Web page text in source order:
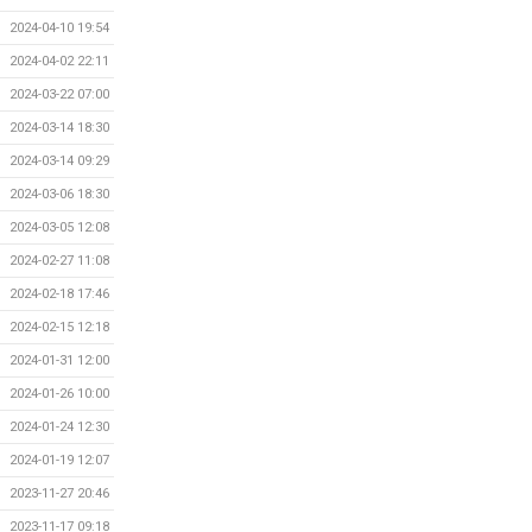
2024-04-10 19:54
2024-04-02 22:11
2024-03-22 07:00
2024-03-14 18:30
2024-03-14 09:29
2024-03-06 18:30
2024-03-05 12:08
2024-02-27 11:08
2024-02-18 17:46
2024-02-15 12:18
2024-01-31 12:00
2024-01-26 10:00
2024-01-24 12:30
2024-01-19 12:07
2023-11-27 20:46
2023-11-17 09:18